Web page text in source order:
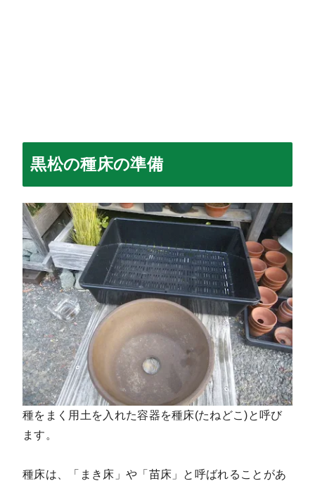
黒松の種床の準備
種をまく用土を入れた容器を種床(たねどこ)と呼び
ます。
種床は、「まき床」や「苗床」と呼ばれることがあ